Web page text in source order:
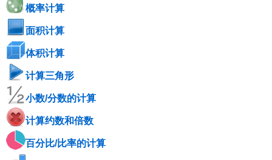
概率计算
面积计算
体积计算
计算三角形
小数/分数的计算
计算约数和倍数
百分比/比率的计算